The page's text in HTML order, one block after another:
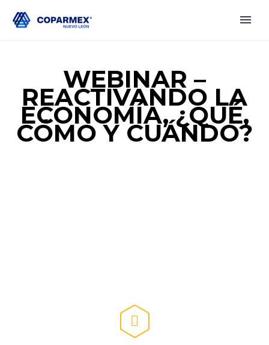
WEBINAR –
REACTIVANDO LA
ECONOMÍA, ¿QUÉ,
CÓMO Y CUÁNDO?

